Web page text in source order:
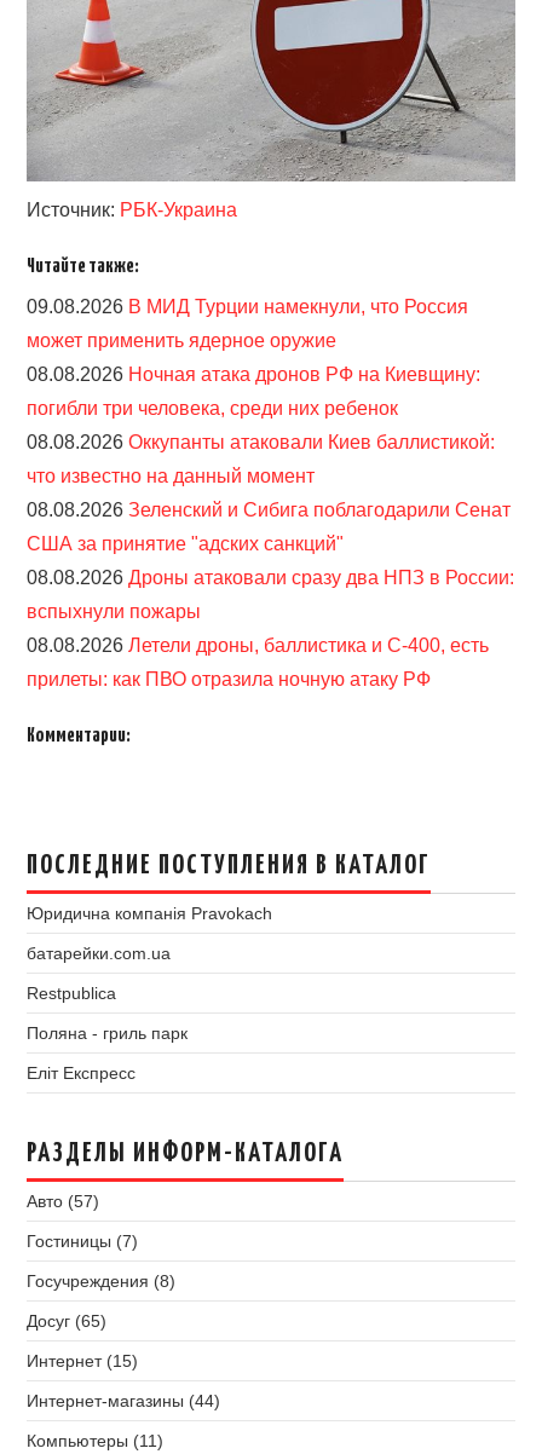
Источник: РБК-Украина
Читайте также:
09.08.2026 В МИД Турции намекнули, что Россия
может применить ядерное оружие
08.08.2026 Ночная атака дронов РФ на Киевщину:
погибли три человека, среди них ребенок
08.08.2026Оккупанты атаковали Киев баллистикой:
что известно на данный момент
08.08.2026Зеленский и Сибига поблагодарили Сенат
США за принятие "адских санкций"
08.08.2026Дроны атаковали сразу два НПЗ в России:
вспыхнули пожары
08.08.2026Летели дроны, баллистика и С-400, есть
прилеты: как ПВО отразила ночную атаку РФ
Комментарии:
ПОСЛЕДНИЕ ПОСТУПЛЕНИЯ В КАТАЛОГ
Юридична компанія Pravokach
батарейки.com.ua
Restpublica
Поляна - гриль парк
Еліт Експресс
РАЗДЕЛЫ ИНФОРМ-КАТАЛОГА
Авто (57)
Гостиницы (7)
Госучреждения (8)
Досуг (65)
Интернет (15)
Интернет-магазины (44)
Компьютеры (11)